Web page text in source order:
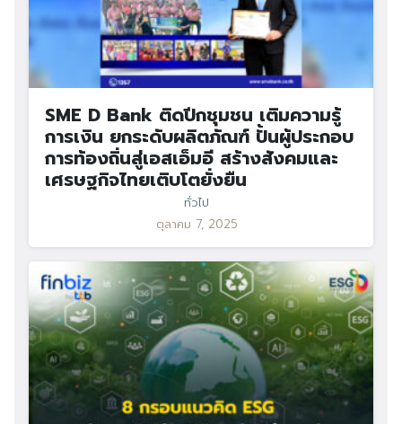
SME D Bank ติดปีกชุมชน เติมความรู้
การเงิน ยกระดับผลิตภัณฑ์ ปั้นผู้ประกอบ
การท้องถิ่นสู่เอสเอ็มอี สร้างสังคมและ
เศรษฐกิจไทยเติบโตยั่งยืน
ทั่วไป
ตุลาคม 7, 2025